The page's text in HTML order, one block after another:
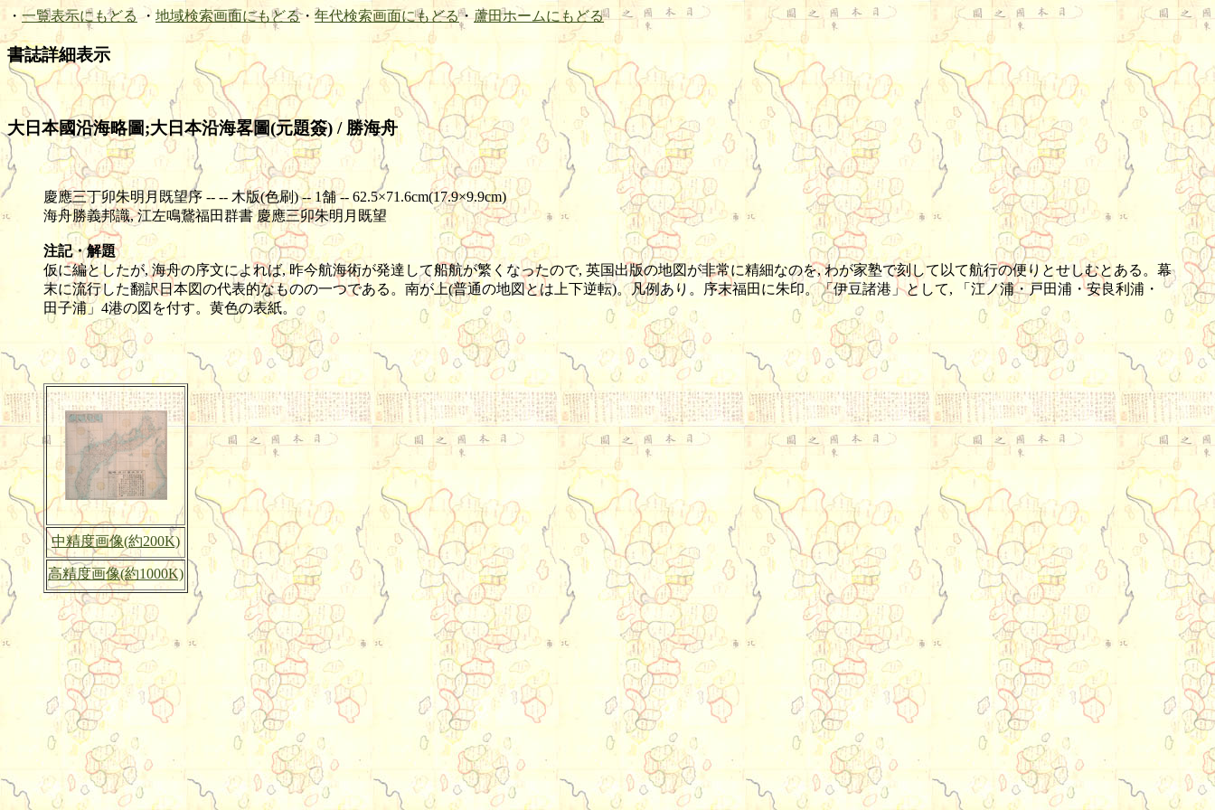
・ 一覧表示にもどる ・ 地域検索画面にもどる・ 年代検索画面にもどる・ 蘆田ホームにもどる
書誌詳細表示
大日本國沿海略圖;大日本沿海畧圖(元題簽) / 勝海舟
慶應三丁卯朱明月既望序 -- -- 木版(色刷) -- 1舗 -- 62.5×71.6cm(17.9×9.9cm)
海舟勝義邦識, 江左鳴鵞福田群書 慶應三卯朱明月既望
注記・解題
仮に編としたが, 海舟の序文によれば, 昨今航海術が発達して船航が繁くなったので, 英国出版の地図が非常に精細なのを, わが家塾で刻して以て航行の便りとせしむとある。幕
末に流行した翻訳日本図の代表的なものの一つである。南が上(普通の地図とは上下逆転)。凡例あり。序末福田に朱印。「伊豆諸港」として, 「江ノ浦・戸田浦・安良利浦・
田子浦」4港の図を付す。黄色の表紙。
中精度画像(約200K)
高精度画像(約1000K)